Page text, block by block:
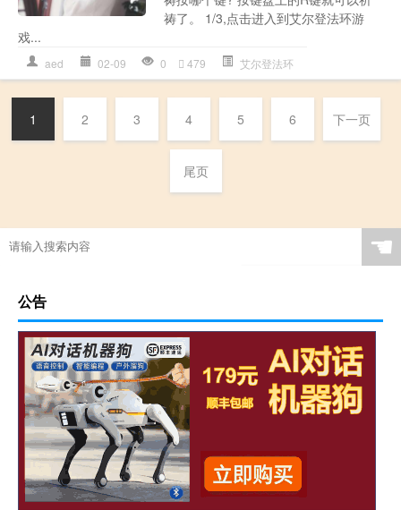
祷了。 1/3,点击进入到艾尔登法环游
戏...
aed 02-09 0 479 艾尔登法环
1 2 3 4 5 6 下一页
尾页
☚
公告